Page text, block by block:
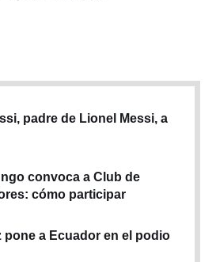
padre de Lionel Messi, a
convoca a Club de
cómo participar
pone a Ecuador en el podio